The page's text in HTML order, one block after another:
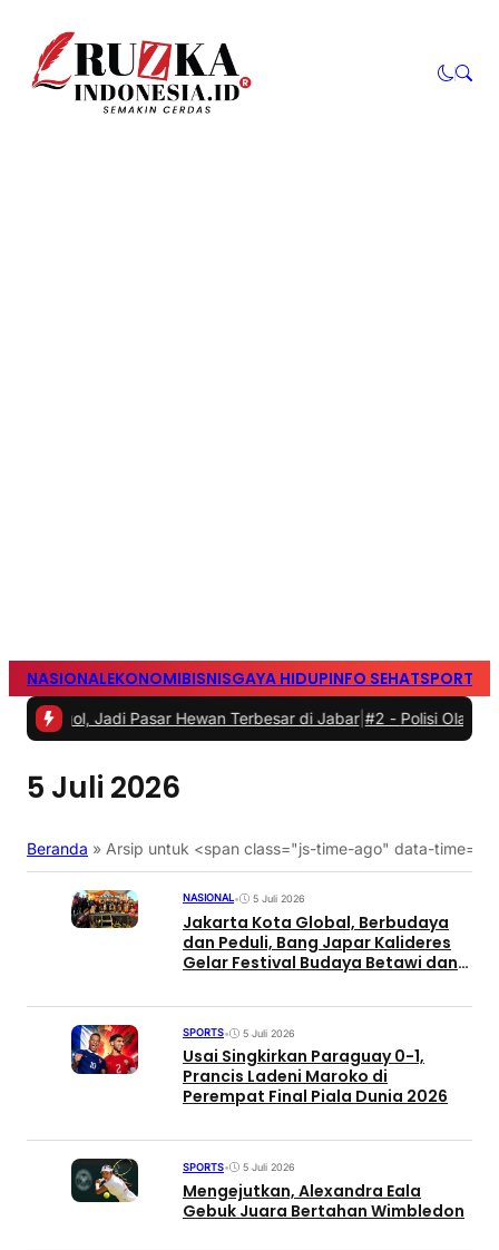
NASIONALEKONOMIBISNISGAYA HIDUPINFO SEHATSPORTS
Jadi Pasar Hewan Terbesar di Jabar|#2 -Polisi Olah TKP
5 Juli 2026
Beranda » Arsip untuk <span class="js-time-ago" data-
NASIONAL• 5 Juli 2026
Jakarta Kota Global, Berbudaya
dan Peduli, Bang Japar Kalideres
Gelar Festival Budaya Betawi dan
SPORTS• 5 Juli 2026
Usai Singkirkan Paraguay 0-1,
Prancis Ladeni Maroko di
Perempat Final Piala Dunia 2026
SPORTS• 5 Juli 2026
Mengejutkan, Alexandra Eala
Gebuk Juara Bertahan Wimbledon